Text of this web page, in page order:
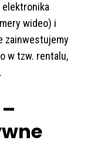
elektronika
wideo) i
zainwestujemy
w tzw. rentalu,